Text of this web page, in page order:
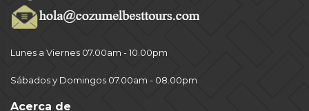
Lunes a Viernes 07.00am - 10.00pm
Sábados y Domingos 07.00am - 08.00pm
Acerca de